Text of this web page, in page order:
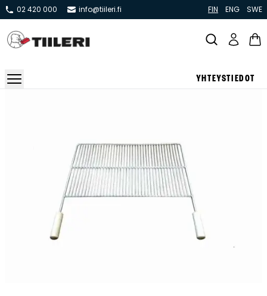
02 420 000 info@tiileri.fi FIN ENG SWE
YHTEYSTIEDOT
Pönttö -ja kaakeliuunit
Leivin -ja lämpiöuunit
Kiertoilmatakat ja kamiinat
Grillit ja pihakeittiöt
Kiukaat